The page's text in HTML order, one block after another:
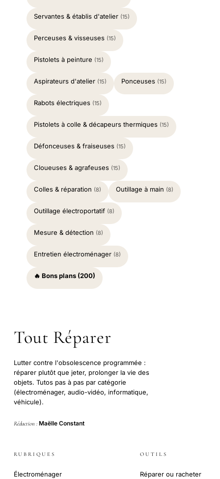
Servantes & établis d'atelier (15)
Perceuses & visseuses (15)
Pistolets à peinture (15)
Aspirateurs d'atelier (15) Ponceuses (15)
Rabots électriques (15)
Pistolets à colle & décapeurs thermiques (15)
Défonceuses & fraiseuses (15)
Cloueuses & agrafeuses (15)
Colles & réparation (8) Outillage à main (8)
Outillage électroportatif (8)
Mesure & détection (8)
Entretien électroménager (8)
🔥 Bons plans (200)
Tout Réparer
Lutter contre l'obsolescence programmée :
réparer plutôt que jeter, prolonger la vie des
objets. Tutos pas à pas par catégorie
(électroménager, audio-vidéo, informatique,
véhicule).
Rédaction : Maëlle Constant
RUBRIQUES
Électroménager
OUTILS
Réparer ou racheter